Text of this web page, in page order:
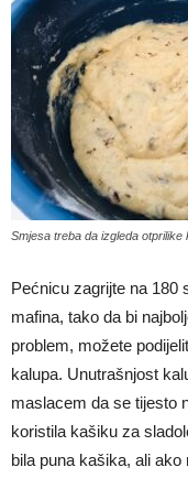
Smjesa treba da izgleda otprilike
Pećnicu zagrijte na 180
mafina, tako da bi
problem, možete
kalupa. Unutrašnjost
maslacem da se tijesto
koristila kašiku za
bila puna kašika, ali